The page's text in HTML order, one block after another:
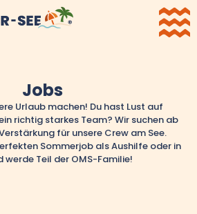
Jobs
Urlaub machen! Du hast Lust auf
richtig starkes Team? Wir suchen ab
für unsere Crew am See.
Sommerjob als Aushilfe oder in
werde Teil der OMS-Familie!